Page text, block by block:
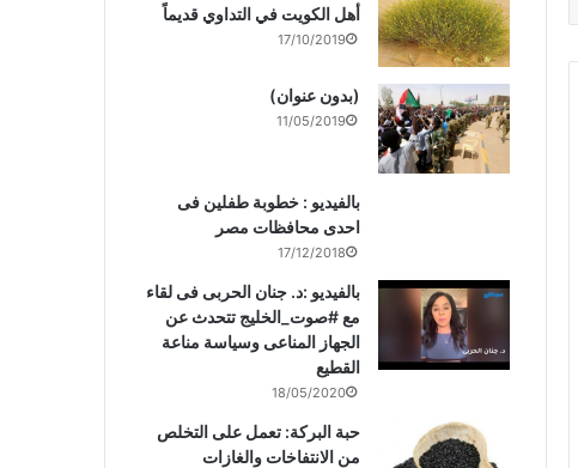
أهل الكويت في التداوي قديماً
17/10/2019
(بدون عنوان)
11/05/2019
بالفيديو : خطوبة طفلين فى
احدى محافظات مصر
17/12/2018
بالفيديو :د. جنان الحربى فى لقاء
مع #صوت_الخليج تتحدث عن
الجهاز المناعى وسياسة مناعة
القطيع
18/05/2020
حبة البركة: تعمل على التخلص
من الانتفاخات والغازات